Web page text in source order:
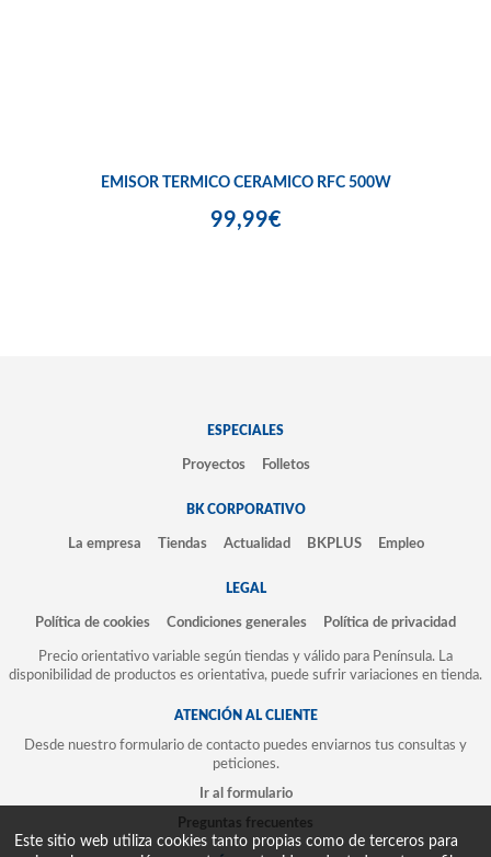
EMISOR TERMICO CERAMICO RFC 500W
99,99€
ESPECIALES
Proyectos Folletos
BK CORPORATIVO
La empresa Tiendas Actualidad BKPLUS Empleo
LEGAL
Política de cookies Condiciones generales Política de privacidad
Precio orientativo variable según tiendas y válido para Península. La
disponibilidad de productos es orientativa, puede sufrir variaciones en tienda.
ATENCIÓN AL CLIENTE
Desde nuestro formulario de contacto puedes enviarnos tus consultas y
peticiones.
Ir al formulario
Preguntas frecuentes
Este sitio web utiliza cookies tanto propias como de terceros para